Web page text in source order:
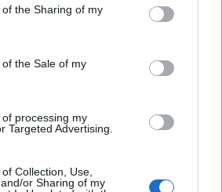
the Sharing of my
the Sale of my
processing my
Targeted Advertising.
Collection, Use,
or Sharing of my
με θετικό τρόπο. Υπάρχει
σε όλη τη Συμμαχία του
της Φινλανδίας και της
ελπίζουμε ότι θα έχουμε
είπε.
τοποθέτηση απάντησε ο
Χόλεν, ο οποίος πίεσε την
αν είναι σε θέση να
εξασφαλιστεί ομοφωνία για